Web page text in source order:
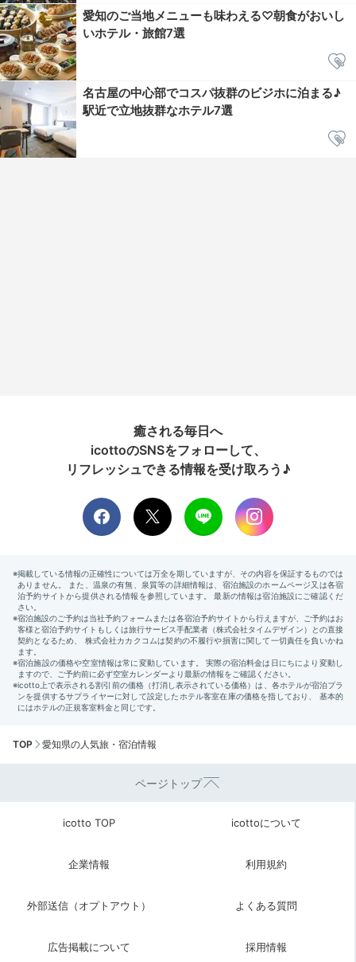
愛知のご当地メニューも味わえる♡朝食がおいし
いホテル・旅館7選
名古屋の中心部でコスパ抜群のビジホに泊まる♪
駅近で立地抜群なホテル7選
癒される毎日へ
icottoのSNSをフォローして、
リフレッシュできる情報を受け取ろう♪
TOP 愛知県の人気旅・宿泊情報
ページトップ
icotto TOP icottoについて
企業情報 利用規約
外部送信（オプトアウト） よくある質問
広告掲載について 採用情報